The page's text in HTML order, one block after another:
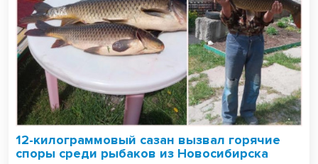
12-килограммовый сазан вызвал горячие
споры среди рыбаков из Новосибирска